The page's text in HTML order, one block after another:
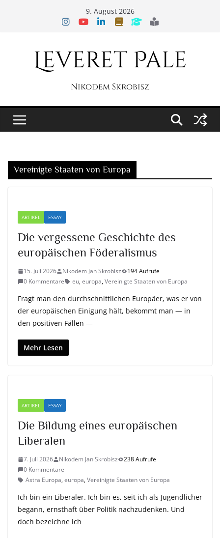
9. August 2026
Leveret Pale
Nikodem Skrobisz
Vereinigte Staaten von Europa
ARTIKEL ESSAY
Die vergessene Geschichte des
europäischen Föderalismus
15. Juli 2026 Nikodem Jan Skrobisz
194 Aufrufe
0 Kommentare
eu,europa,Vereinigte Staaten von Europa
Fragt man den durchschnittlichen Europäer, was er von
der europäischen Einigung hält, bekommt man — in
den positiven Fällen —
Mehr Lesen
ARTIKEL ESSAY
Die Bildung eines europäischen
Liberalen
7. Juli 2026 Nikodem Jan Skrobisz
238 Aufrufe
0 Kommentare
Astra Europa,europa,Vereinigte Staaten von Europa
Ich bin ein Liberaler. Ich bin es, seit ich als Jugendlicher
begann, ernsthaft über Politik nachzudenken. Und
doch bezeichne ich